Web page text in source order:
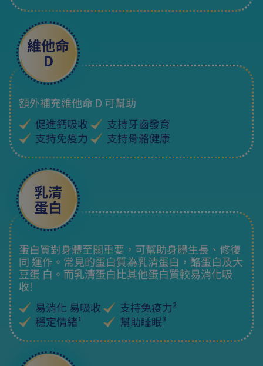
維他命
D
額外補充維他命 D 可幫助
促進鈣吸收
支持免疫力
支持牙齒發育
支持骨骼健康
乳清
蛋白
蛋白質對身體至關重要，可幫助身體生長、修復
同 運作。常見的蛋白質為乳清蛋白，酪蛋白及大
豆蛋 白。而乳清蛋白比其他蛋白質較易消化吸
收!
易消化 易吸收
穩定情緒¹
支持免疫力²
幫助睡眠³